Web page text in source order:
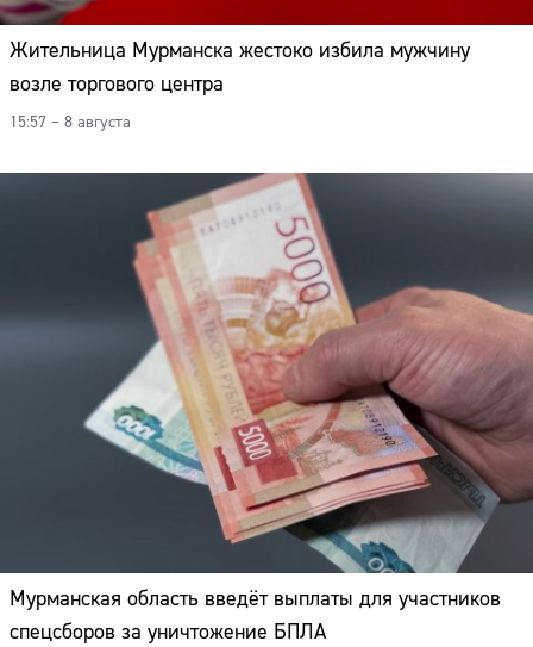
Жительница Мурманска жестоко избила мужчину
возле торгового центра
15:57 – 8 августа
Мурманская область введёт выплаты для участников
спецсборов за уничтожение БПЛА